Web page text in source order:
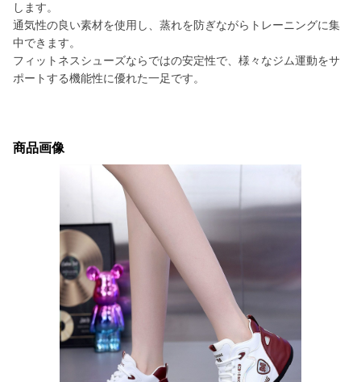
します。
通気性の良い素材を使用し、蒸れを防ぎながらトレーニングに集
中できます。
フィットネスシューズならではの安定性で、様々なジム運動をサ
ポートする機能性に優れた一足です。
商品画像